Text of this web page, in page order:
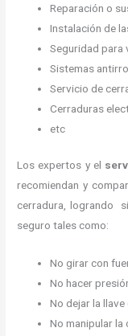
Reparación o
Instalación de
Seguridad para
Sistemas
Servicio de
Cerraduras
etc
Los expertos y el
recomiendan y
cerradura, logrando
seguro tales como:
No girar con
No hacer
No dejar la
No manipular